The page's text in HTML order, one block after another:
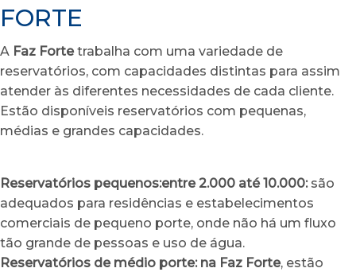
FORTE
A Faz Fortetrabalha com uma variedade de
reservatórios, com capacidades distintas para assim
atender às diferentes necessidades de cada cliente.
Estão disponíveis reservatórios com pequenas,
médias e grandes capacidades.
Reservatórios pequenos:entre 2.000 até 10.000:são
adequados para residências e estabelecimentos
comerciais de pequeno porte, onde não há um fluxo
tão grande de pessoas e uso de água.
Reservatórios de médio porte: na Faz Forte, estão